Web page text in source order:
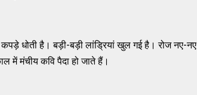
धोती है। बड़ी-बड़ी लांड्रियां खुल गई है। रोज नए-नए
में मंचीय कवि पैदा हो जाते हैं।